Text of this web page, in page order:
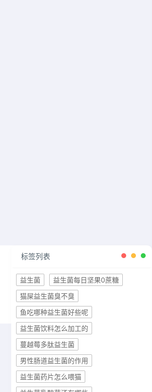
标签列表
益生菌
益生菌每日坚果0蔗糖
猫屎益生菌臭不臭
鱼吃哪种益生菌好些呢
益生菌饮料怎么加工的
蔓越莓多肽益生菌
男性肠道益生菌的作用
益生菌药片怎么喂猫